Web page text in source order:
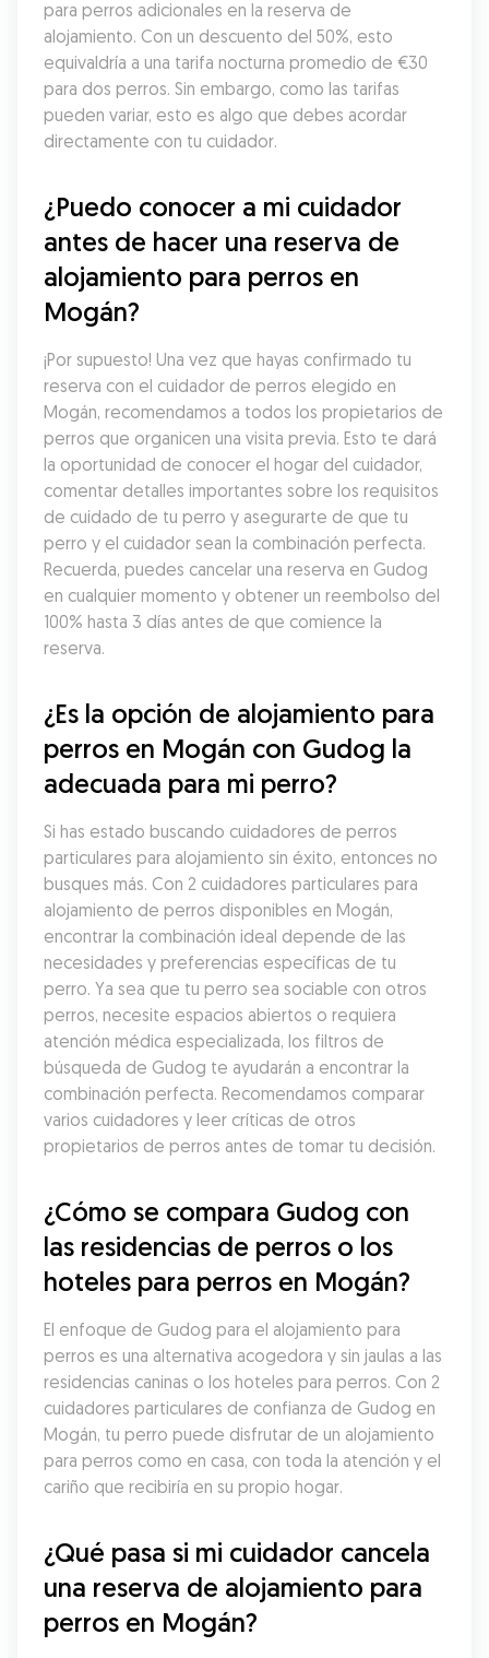
para perros adicionales en la reserva de
alojamiento. Con un descuento del 50%, esto
equivaldría a una tarifa nocturna promedio de €30
para dos perros. Sin embargo, como las tarifas
pueden variar, esto es algo que debes acordar
directamente con tu cuidador.
¿Puedo conocer a mi cuidador
antes de hacer una reserva de
alojamiento para perros en
Mogán?
¡Por supuesto! Una vez que hayas confirmado tu
reserva con el cuidador de perros elegido en
Mogán, recomendamos a todos los propietarios de
perros que organicen una visita previa. Esto te dará
la oportunidad de conocer el hogar del cuidador,
comentar detalles importantes sobre los requisitos
de cuidado de tu perro y asegurarte de que tu
perro y el cuidador sean la combinación perfecta.
Recuerda, puedes cancelar una reserva en Gudog
en cualquier momento y obtener un reembolso del
100% hasta 3 días antes de que comience la
reserva.
¿Es la opción de alojamiento para
perros en Mogán con Gudog la
adecuada para mi perro?
Si has estado buscando cuidadores de perros
particulares para alojamiento sin éxito, entonces no
busques más. Con 2 cuidadores particulares para
alojamiento de perros disponibles en Mogán,
encontrar la combinación ideal depende de las
necesidades y preferencias específicas de tu
perro. Ya sea que tu perro sea sociable con otros
perros, necesite espacios abiertos o requiera
atención médica especializada, los filtros de
búsqueda de Gudog te ayudarán a encontrar la
combinación perfecta. Recomendamos comparar
varios cuidadores y leer críticas de otros
propietarios de perros antes de tomar tu decisión.
¿Cómo se compara Gudog con
las residencias de perros o los
hoteles para perros en Mogán?
El enfoque de Gudog para el alojamiento para
perros es una alternativa acogedora y sin jaulas a las
residencias caninas o los hoteles para perros. Con 2
cuidadores particulares de confianza de Gudog en
Mogán, tu perro puede disfrutar de un alojamiento
para perros como en casa, con toda la atención y el
cariño que recibiría en su propio hogar.
¿Qué pasa si mi cuidador cancela
una reserva de alojamiento para
perros en Mogán?